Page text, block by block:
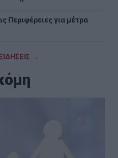
Περιφέρειες για μέτρα
→